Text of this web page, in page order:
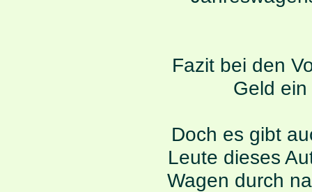
Fazit bei den
Geld
Doch es gibt
Leute dieses
Wagen durch